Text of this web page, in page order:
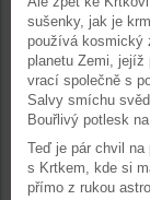
sušenky, jak je
používá kosmický
planetu Zemi,
vrací společně s
Salvy smíchu
Bouřlivý potlesk
Teď je pár chvil
s Krtkem, kde si
přímo z rukou